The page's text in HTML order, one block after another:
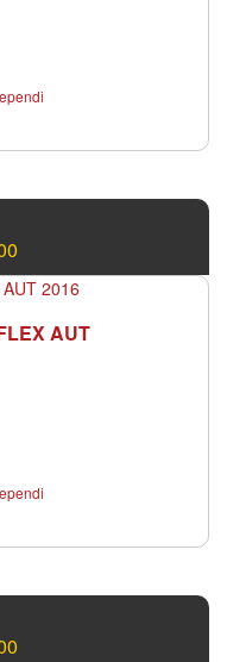
AUT